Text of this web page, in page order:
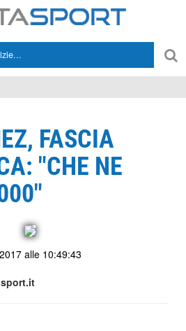
FASCIA
"CHE NE
alle 10:49:43